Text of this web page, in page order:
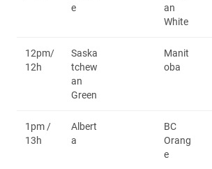
e
an
White
12pm/
12h
Saska
tchew
an
Green
Manit
oba
1pm /
13h
Albert
a
BC
Orang
e